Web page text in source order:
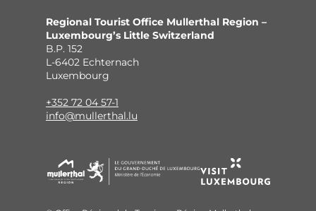
Regional Tourist Office Mullerthal Region –
Luxembourg’s Little Switzerland
B.P. 152
L-6402 Echternach
Luxembourg
+352 72 04 57-1
info@mullerthal.lu